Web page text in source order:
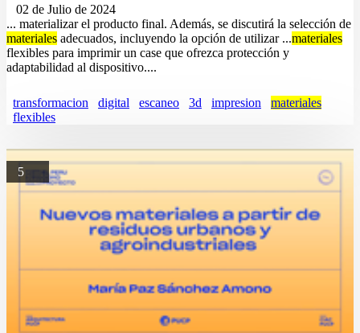
02 de Julio de 2024
... materializar el producto final. Además, se discutirá la selección de
materiales adecuados, incluyendo la opción de utilizar ...materiales
flexibles para imprimir un case que ofrezca protección y
adaptabilidad al dispositivo....
transformacion digital escaneo 3d impresion
materiales
flexibles
5